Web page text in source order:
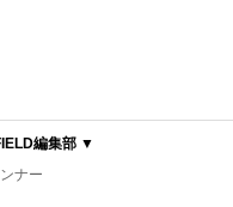
編集部 ▼
ナー